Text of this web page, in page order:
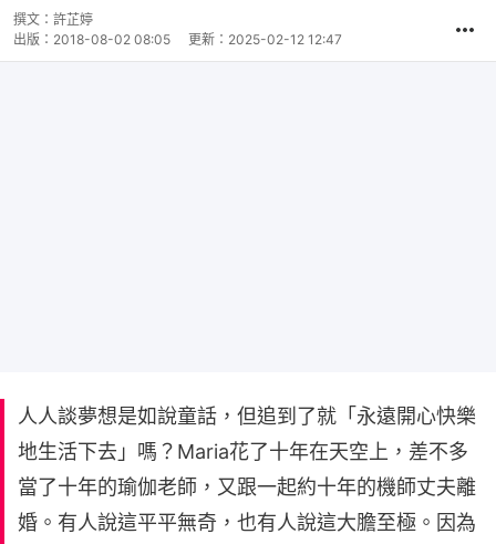
撰文： 許芷婷
出版： 2018-08-02 08:05 更新： 2025-02-12 12:47
人人談夢想是如說童話，但追到了就「永遠開心快樂
地生活下去」嗎？Maria花了十年在天空上，差不多
當了十年的瑜伽老師，又跟一起約十年的機師丈夫離
婚。有人說這平平無奇，也有人說這大膽至極。因為